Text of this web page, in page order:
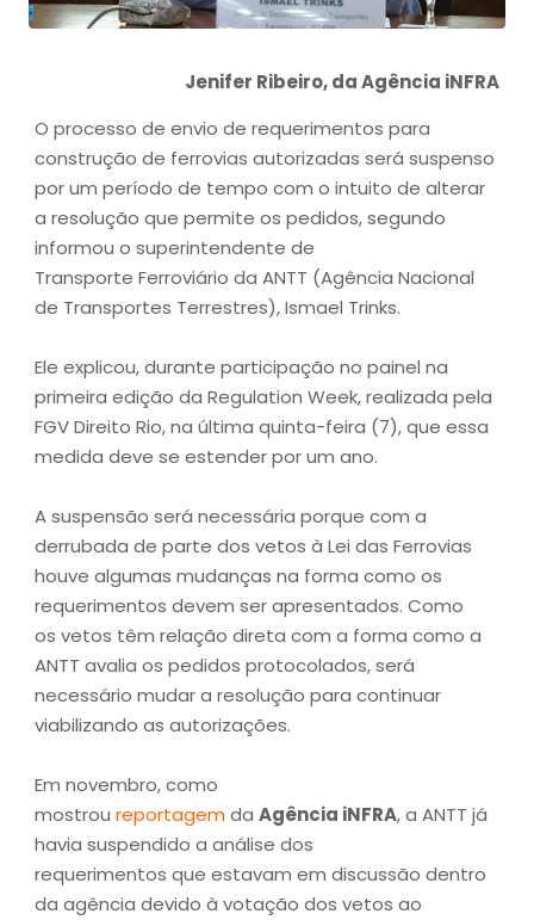
Jenifer Ribeiro, da Agência iNFRA
O processo de envio de requerimentos para
construção de ferrovias autorizadas será suspenso
por um período de tempo com o intuito de alterar
a resolução que permite os pedidos, segundo
informou o superintendente de
Transporte Ferroviário da ANTT (Agência Nacional
de Transportes Terrestres), Ismael Trinks.
Ele explicou, durante participação no painel na
primeira edição da Regulation Week, realizada pela
FGV Direito Rio, na última quinta-feira (7), que essa
medida deve se estender por um ano.
A suspensão será necessária porque com a
derrubada de parte dos vetos à Lei das Ferrovias
houve algumas mudanças na forma como os
requerimentos devem ser apresentados. Como
os vetos têm relação direta com a forma como a
ANTT avalia os pedidos protocolados, será
necessário mudar a resolução para continuar
viabilizando as autorizações.
Em novembro, como
mostrou reportagemda Agência iNFRA, a ANTT já
havia suspendido a análise dos
requerimentos que estavam em discussão dentro
da agência devido à votação dos vetos ao